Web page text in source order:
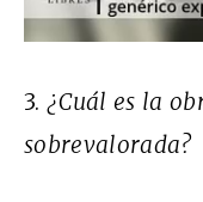
3.¿Cuál es la
sobrevalorada?